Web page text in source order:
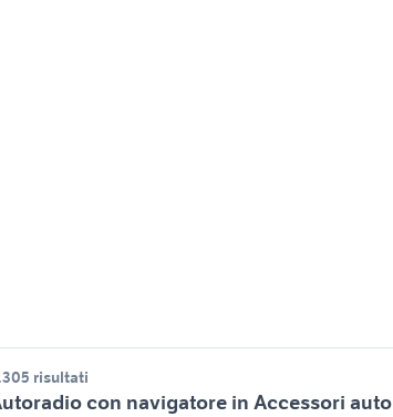
risultati
con navigatore in Accessori auto